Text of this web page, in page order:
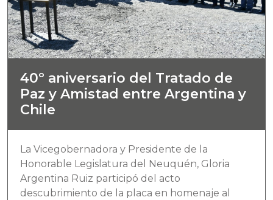
40º aniversario del Tratado de
Paz y Amistad entre Argentina y
Chile
La Vicegobernadora y Presidente de la
Honorable Legislatura del Neuquén, Gloria
Argentina Ruiz participó del acto
descubrimiento de la placa en homenaje al